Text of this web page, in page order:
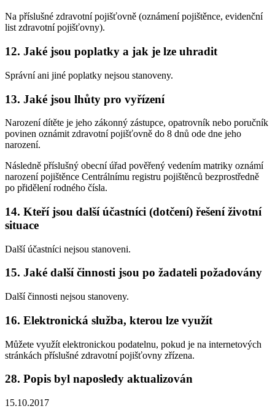
Na příslušné zdravotní pojišťovně (oznámení pojištěnce, evidenční
list zdravotní pojišťovny).
12. Jaké jsou poplatky a jak je lze uhradit
Správní ani jiné poplatky nejsou stanoveny.
13. Jaké jsou lhůty pro vyřízení
Narození dítěte je jeho zákonný zástupce, opatrovník nebo poručník
povinen oznámit zdravotní pojišťovně do 8 dnů ode dne jeho
narození.
Následně příslušný obecní úřad pověřený vedením matriky oznámí
narození pojištěnce Centrálnímu registru pojištěnců bezprostředně
po přidělení rodného čísla.
14. Kteří jsou další účastníci (dotčení) řešení životní
situace
Další účastníci nejsou stanoveni.
15. Jaké další činnosti jsou po žadateli požadovány
Další činnosti nejsou stanoveny.
16. Elektronická služba, kterou lze využít
Můžete využít elektronickou podatelnu, pokud je na internetových
stránkách příslušné zdravotní pojišťovny zřízena.
28. Popis byl naposledy aktualizován
15.10.2017